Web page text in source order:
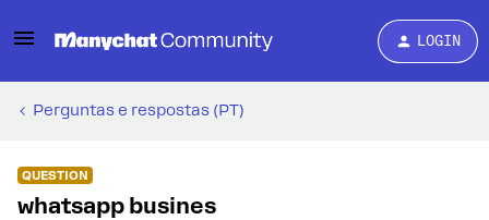
LOGIN
Perguntas e respostas (PT)
QUESTION
whatsapp busines